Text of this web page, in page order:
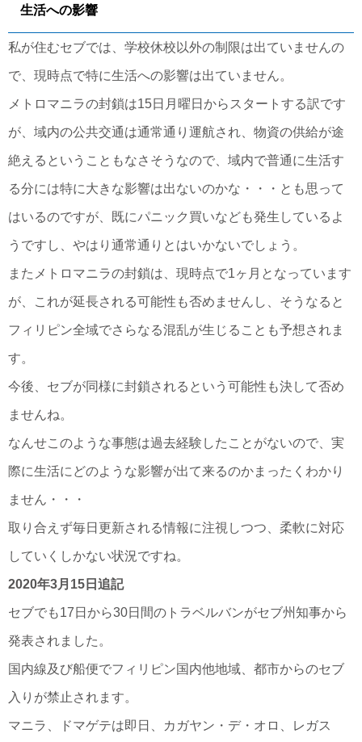
生活への影響
私が住むセブでは、学校休校以外の制限は出ていませんの
で、現時点で特に生活への影響は出ていません。
メトロマニラの封鎖は15日月曜日からスタートする訳です
が、域内の公共交通は通常通り運航され、物資の供給が途
絶えるということもなさそうなので、域内で普通に生活す
る分には特に大きな影響は出ないのかな・・・とも思って
はいるのですが、既にパニック買いなども発生しているよ
うですし、やはり通常通りとはいかないでしょう。
またメトロマニラの封鎖は、現時点で1ヶ月となっています
が、これが延長される可能性も否めませんし、そうなると
フィリピン全域でさらなる混乱が生じることも予想されま
す。
今後、セブが同様に封鎖されるという可能性も決して否め
ませんね。
なんせこのような事態は過去経験したことがないので、実
際に生活にどのような影響が出て来るのかまったくわかり
ません・・・
取り合えず毎日更新される情報に注視しつつ、柔軟に対応
していくしかない状況ですね。
2020年3月15日追記
セブでも17日から30日間のトラベルバンがセブ州知事から
発表されました。
国内線及び船便でフィリピン国内他地域、都市からのセブ
入りが禁止されます。
マニラ、ドマゲテは即日、カガヤン・デ・オロ、レガス